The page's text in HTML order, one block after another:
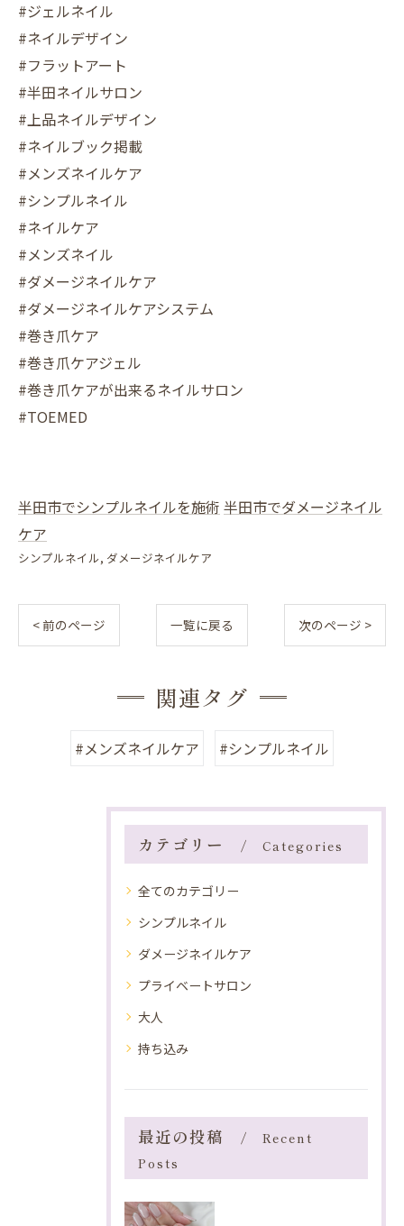
#ジェルネイル
#ネイルデザイン
#フラットアート
#半田ネイルサロン
#上品ネイルデザイン
#ネイルブック掲載
#メンズネイルケア
#シンプルネイル
#ネイルケア
#メンズネイル
#ダメージネイルケア
#ダメージネイルケアシステム
#巻き爪ケア
#巻き爪ケアジェル
#巻き爪ケアが出来るネイルサロン
#TOEMED
半田市でシンプルネイルを施術 半田市でダメージネイル
ケア
シンプルネイル ダメージネイルケア
< 前のページ 一覧に戻る 次のページ >
関連タグ
#メンズネイルケア #シンプルネイル
カテゴリー Categories
全てのカテゴリー
シンプルネイル
ダメージネイルケア
プライベートサロン
大人
持ち込み
最近の投稿
Recent
Posts